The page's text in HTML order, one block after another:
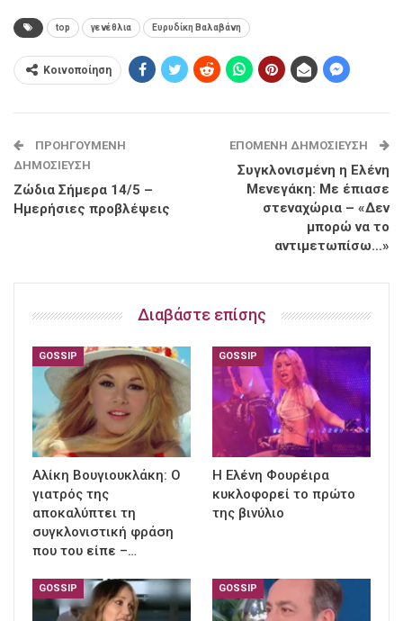
top γενέθλια Ευρυδίκη Βαλαβάνη
Κοινοποίηση
ΠΡΟΗΓΟΎΜΕΝΗ
ΔΗΜΟΣΊΕΥΣΗ
Ζώδια Σήμερα 14/5 –
Ημερήσιες προβλέψεις
ΕΠΌΜΕΝΗ ΔΗΜΟΣΊΕΥΣΗ
Συγκλονισμένη η Ελένη
Μενεγάκη: Με έπιασε
στεναχώρια – «Δεν
μπορώ να το
αντιμετωπίσω…»
Διαβάστε επίσης
GOSSIP
Αλίκη Βουγιουκλάκη: Ο
γιατρός της
αποκαλύπτει τη
συγκλονιστική φράση
που του είπε –…
GOSSIP
Η Ελένη Φουρέιρα
κυκλοφορεί το πρώτο
της βινύλιο
GOSSIP GOSSIP